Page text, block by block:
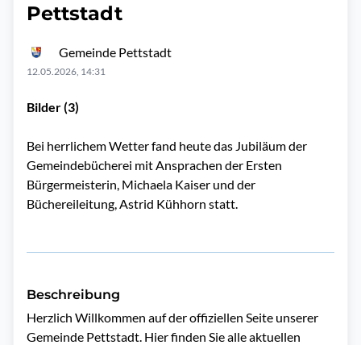
Pettstadt
Gemeinde Pettstadt
12.05.2026, 14:31
Bilder (3)
Bei herrlichem Wetter fand heute das Jubiläum der
Gemeindebücherei mit Ansprachen der Ersten
Bürgermeisterin, Michaela Kaiser und der
Büchereileitung, Astrid Kühhorn statt.
Beschreibung
Herzlich Willkommen auf der offiziellen Seite unserer
Gemeinde Pettstadt. Hier finden Sie alle aktuellen